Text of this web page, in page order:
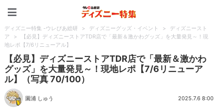
ディズニー特集 -ウレぴあ総研 > ディズニーグッズ・イベント >
ディズニースト
ア
>
【必見】ディズニーストアTDR店で「最新＆激かわグッズ」を大量発見～！現
地レポ【7/6リニューアル】
【必見】ディズニーストアTDR店で「最新＆激かわ
グッズ」を大量発見～！現地レポ【7/6リニューア
ル】（写真 70/100）
園浦 しゅう 2025.7.6 8:00